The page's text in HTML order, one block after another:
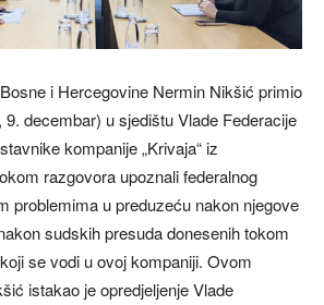
i Hercegovine Nermin Nikšić primio
9. decembar) u sjedištu Vlade Federacije
kompanije „Krivaja“ iz
razgovora upoznali federalnog
problemima u preduzeću nakon njegove
sudskih presuda donesenih tokom
se vodi u ovoj kompaniji. Ovom
istakao je opredjeljenje Vlade